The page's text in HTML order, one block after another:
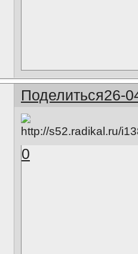
Поделиться26-
0